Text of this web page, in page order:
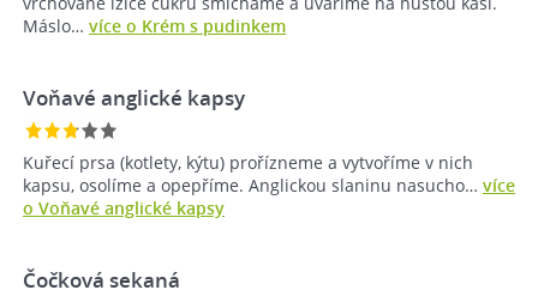
Máslo… více o Krém s pudinkem
Voňavé anglické kapsy
Kuřecí prsa (kotlety, kýtu) prořízneme a vytvoříme v nich
kapsu, osolíme a opepříme. Anglickou slaninu nasucho… více
o Voňavé anglické kapsy
Čočková sekaná